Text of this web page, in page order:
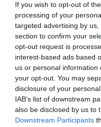
If you wish to opt-out of
processing of your
targeted advertising by
section to confirm your
opt-out request is
interest-based ads based
us or personal
your opt-out. You may
disclosure of your
IAB’s list of downstream
also be disclosed by us to
Downstream Participants